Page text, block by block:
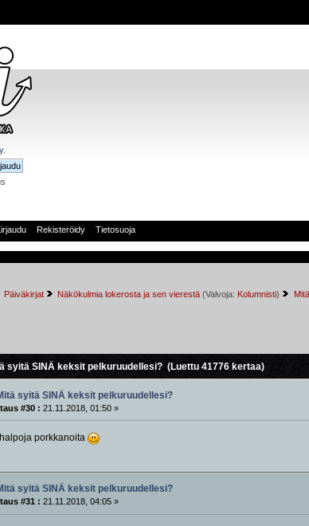
.
Rekisteröidy Tietosuoja
Päiväkirjat Näkökulmia lokerosta ja sen vierestä (Valvoja: Kolumnisti)
syitä SINÄ keksit pelkuruudellesi? (Luettu 41776 kertaa)
syitä SINÄ keksit pelkuruudellesi?
#30 : 21.11.2018, 01:50 »
porkkanoita
syitä SINÄ keksit pelkuruudellesi?
#31 : 21.11.2018, 04:05 »